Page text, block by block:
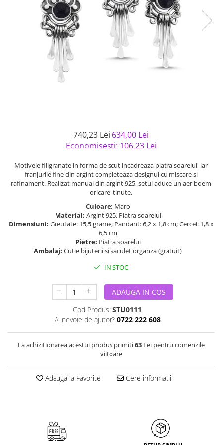
semipretioase
Bijuterii argint placat cu aur
Bijuterii argint cu diverse
Bijuterii argint cu murano
Bijuterii de Lux
Bijuterii gotice si rock
Bijuterii Handmade
Bijuterii fantezie
Casete si cutii de bijuterii
Solutii si lavete de curatare
740,23 Lei 634,00 Lei
Economisesti: 106,23 Lei
Motivele filigranate in forma de scut incadreaza piatra soarelui, iar
franjurile fine din argint completeaza designul cu miscare si
rafinament. Realizat manual din argint 925, setul aduce un aer boem
oricarei tinute.
Culoare: Maro
Material: Argint 925, Piatra soarelui
Dimensiuni: Greutate: 15,5 grame; Pandant: 6,2 x 1,8 cm; Cercei: 1,8 x
6,5 cm
Pietre: Piatra soarelui
Ambalaj: Cutie bijuterii si saculet organza (gratuit)
IN STOC
ADAUGA IN COS
Cod Produs: STU0111
Ai nevoie de ajutor? 0722 222 608
La achizitionarea acestui produs primiti63Lei pentru comenzile
viitoare
Adauga la Favorite Cere informatii